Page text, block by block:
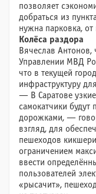
позволяет
добраться из
нужна парковка, от
Колёса раздора
Вячеслав Антонов,
Управлении МВД
что в текущей
инфраструктуру
— В Саратове
самокатчики
дорожками, —
взгляд, для
пешеходов
ограничением
ввести
пользователей
«рысачит»,